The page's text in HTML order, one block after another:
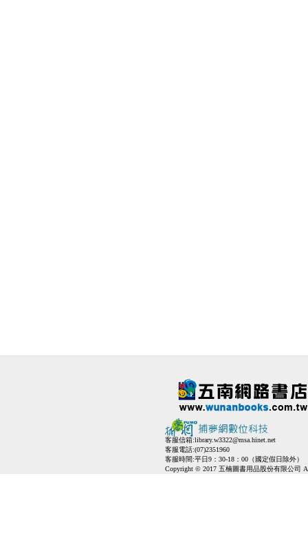
客服信箱:library.w3322@msa.hinet.net
客服電話:(07)2351960
客服時間:平日9：30-18：00（國定假日除外）
Copyright © 2017 五楠圖書用品股份有限公司